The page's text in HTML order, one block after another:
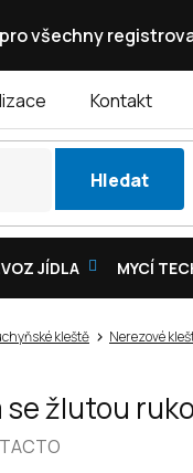
pro všechny
Kontakt
Hledat
JÍDLA MYCÍ
kleště Nerezové
žlutou